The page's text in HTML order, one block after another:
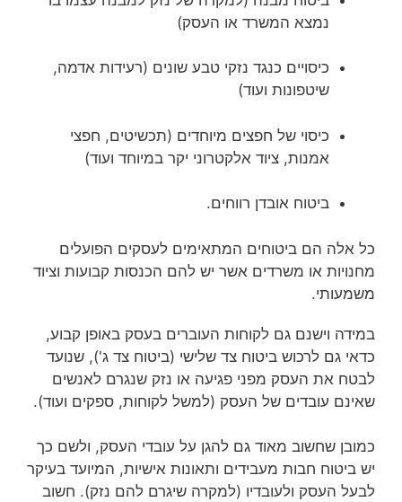
נמצא המשרד או העסק)
כיסויים כנגד נזקי טבע שונים (רעידות אדמה,
שיטפונות ועוד)
כיסוי של חפצים מיוחדים (תכשיטים, חפצי
אמנות, ציוד אלקטרוני יקר במיוחד ועוד)
ביטוח אובדן רווחים.
כל אלה הם ביטוחים המתאימים לעסקים הפועלים
מחנויות או משרדים אשר יש להם הכנסות קבועות וציוד
משמעותי.
במידה וישנם גם לקוחות העוברים בעסק באופן קבוע,
כדאי גם לרכוש ביטוח צד שלישי (ביטוח צד ג'), שנועד
לבטח את העסק מפני פגיעה או נזק שנגרם לאנשים
שאינם עובדים של העסק (למשל לקוחות, ספקים ועוד).
כמובן שחשוב מאוד גם להגן על עובדי העסק, ולשם כך
יש ביטוח חבות מעבידים ותאונות אישיות, המיועד בעיקר
לבעל העסק ולעובדיו (למקרה שיגרם להם נזק). חשוב